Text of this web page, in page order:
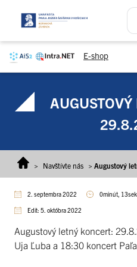
E-shop
> Navštívte nás > Augustový
2. septembra 2022 0minút,
Edit: 5. októbra 2022
Augustový letný koncert:
Uja Ľuba a 18:30 koncert